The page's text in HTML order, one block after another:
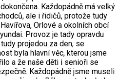
Každopádně má velký
ale i řidičů, protože tudy
Orlové a okolních obcí
Provoz je tady opravdu
projedou za den, se
byla hlavní věc, kterou jsme
a že naše děti i senioři se
Každopádně jsme museli